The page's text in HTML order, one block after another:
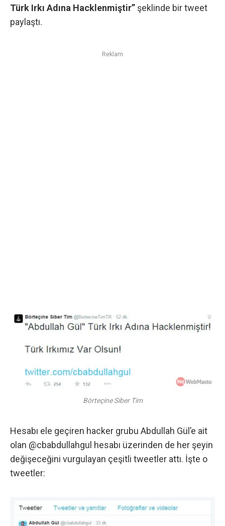
Türk Irkı Adına Hacklenmiştir” şeklinde bir tweet
paylaştı.
Reklam
Börteçine Siber Tim
Hesabı ele geçiren hacker grubu Abdullah Gül’e ait
olan @cbabdullahgul hesabı üzerinden de her şeyin
değişeceğini vurgulayan çeşitli tweetler attı. İşte o
tweetler: